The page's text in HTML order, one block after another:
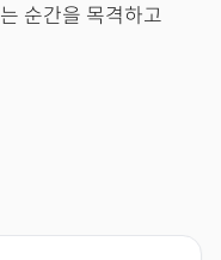
순간을 목격하고